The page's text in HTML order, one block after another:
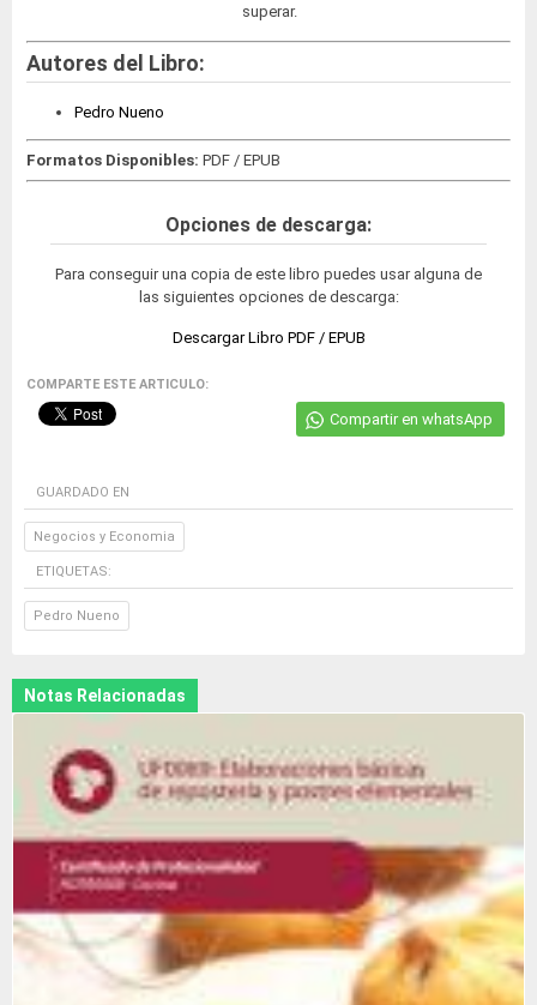
superar.
Autores del Libro:
Pedro Nueno
Formatos Disponibles: PDF / EPUB
Opciones de descarga:
Para conseguir una copia de este libro puedes usar alguna de
las siguientes opciones de descarga:
Descargar Libro PDF / EPUB
COMPARTE ESTE ARTICULO:
Compartir en whatsApp
GUARDADO EN
Negocios y Economia
ETIQUETAS:
Pedro Nueno
Notas Relacionadas